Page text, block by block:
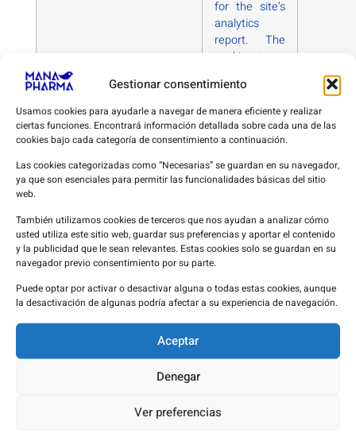
Gestionar consentimiento
Usamos cookies para ayudarle a navegar de manera eficiente y realizar
ciertas funciones. Encontrará información detallada sobre cada una de las
cookies bajo cada categoría de consentimiento a continuación.
Las cookies categorizadas como “Necesarias” se guardan en su navegador,
ya que son esenciales para permitir las funcionalidades básicas del sitio
web.
También utilizamos cookies de terceros que nos ayudan a analizar cómo
usted utiliza este sitio web, guardar sus preferencias y aportar el contenido
y la publicidad que le sean relevantes. Estas cookies solo se guardan en su
navegador previo consentimiento por su parte.
Puede optar por activar o desactivar alguna o todas estas cookies, aunque
la desactivación de algunas podría afectar a su experiencia de navegación.
Aceptar
Denegar
Ver preferencias
for the site’s
analytics
report. The
cookie stores
anonymously
and assigns a
randomly
generated
recognize
_gid
Installed by
Google
Analytics, _gid
cookie stores
website,
analytics
1 day